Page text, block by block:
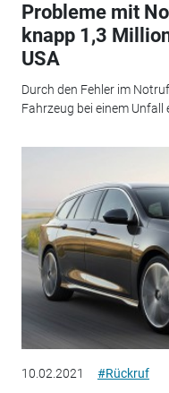
Probleme mit
knapp 1,3
USA
Durch den Fehler im
Fahrzeug bei einem Unfall
10.02.2021 #Rückruf